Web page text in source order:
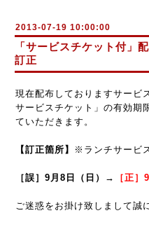
2013-07-19 10:00:00
「サービスチケット付」
訂正
現在配布しておりますサービ
サービスチケット」の有効期
ていただきます。
【訂正箇所】 ※ランチサービ
［誤］9月8日（日）→ ［正］
ご迷惑をお掛け致しまして誠